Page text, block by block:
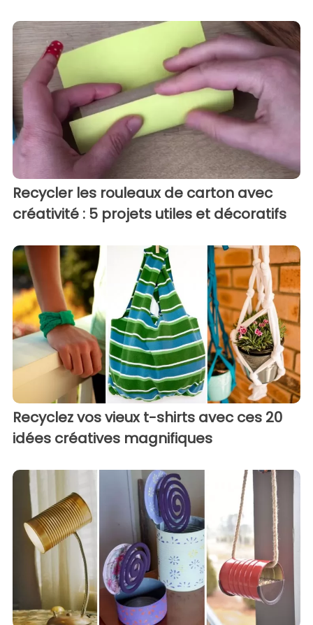
Recycler les rouleaux de carton avec
créativité : 5 projets utiles et décoratifs
Recyclez vos vieux t-shirts avec ces 20
idées créatives magnifiques